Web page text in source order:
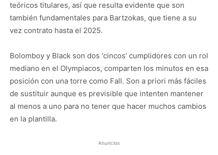
teóricos titulares, así que resulta evidente que son
también fundamentales para Bartzokas, que tiene a su
vez contrato hasta el 2025.
Bolomboy y Black son dos ‘cincos’ cumplidores con un rol
mediano en el Olympiacos, comparten los minutos en esa
posición con una torre como Fall. Son a priori más fáciles
de sustituir aunque es previsible que intenten mantener
al menos a uno para no tener que hacer muchos cambios
en la plantilla.
Anuncios